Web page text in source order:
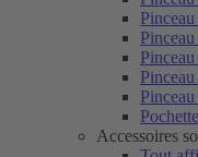
Accessoires